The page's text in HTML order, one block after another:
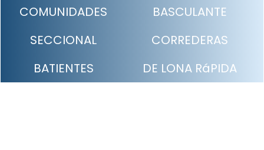
COMUNIDADES
BASCULANTE
SECCIONAL
CORREDERAS
BATIENTES
DE LONA RáPIDA